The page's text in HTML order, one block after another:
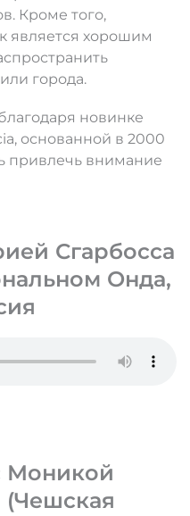
Кроме того,
является хорошим
города.
новинке
основанной в 2000
привлечь внимание
Сгарбосса
Онда,
Моникой
(Чешская